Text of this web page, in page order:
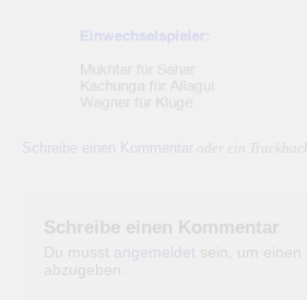
Schreibe einen Kommentar oder ein
Schreibe einen Kommentar
Du musst angemeldet sein, um einen
abzugeben.